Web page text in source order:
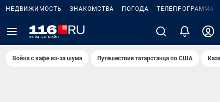
НЕДВИЖИМОСТЬ ЗНАКОМСТВА ПОГОДА ТЕЛЕПРОГРАММА
Война с кафе из-за шума Путешествие татарстанца по США